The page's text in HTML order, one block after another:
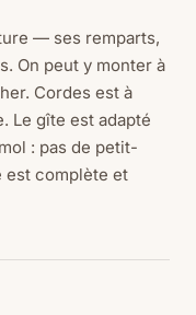
— ses remparts,
On peut y monter à
Cordes est à
Le gîte est adapté
: pas de petit-
est complète et